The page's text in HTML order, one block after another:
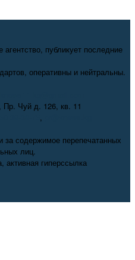
публикует последние
оперативны и нейтральны.
Пр. Чуй д. 126, кв. 11
,
за содержимое перепечатанных
лиц.
активная гиперссылка